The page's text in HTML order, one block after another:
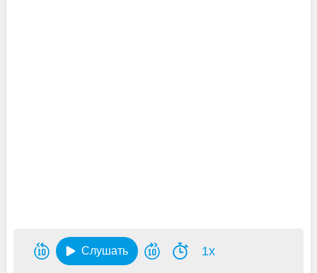
Слушать 1x